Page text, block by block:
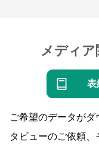
メディア
表
ご希望のデータが
タビューのご依頼